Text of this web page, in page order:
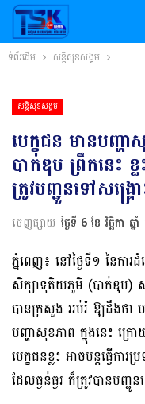
ទំព័រដើម សន្តិសុខសង្គម
សន្តិសុខសង្គម
បេក្ខជន មានបញ្ហ
បាក់ឌុប ព្រឹកនេះ ខ្
ត្រូវបញ្ជូនទៅសង្រ្គ
ចេញផ្សាយ ថ្ងៃទី 6 ខែ វិច្ឆិកា ឆ្
ភ្នំពេញ៖ នៅថ្ងៃទី១ នៃកា
សិក្សាទុតិយភូមិ (បាក់ឌុប)
បានក្រសួង អប់រំ ឱ្យដឹងថា
បញ្ហាសុខភាព ក្នុងនេះ ក្រ
បេក្ខជនខ្លះ អាចបន្តធ្វើក
ដែលធ្ងន់ធ្ងរ ក៏ត្រូវបានបញ្ជូ